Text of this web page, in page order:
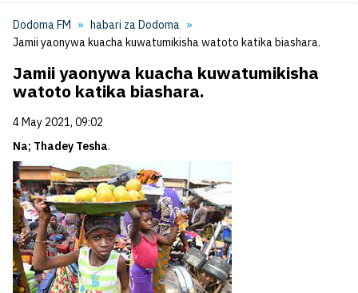
Dodoma FM
habari za Dodoma
Jamii yaonywa kuacha kuwatumikisha watoto katika biashara.
Jamii yaonywa kuacha kuwatumikisha
watoto katika biashara.
4 May 2021, 09:02
Na; Thadey Tesha.